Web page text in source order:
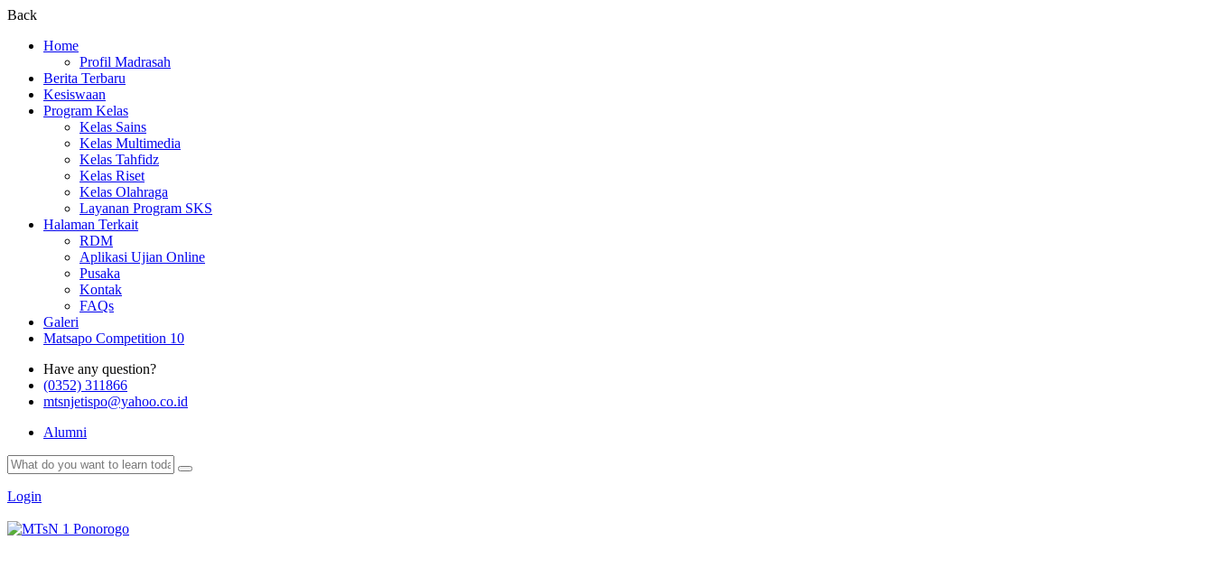
Back
Home
Profil Madrasah
Berita Terbaru
Kesiswaan
Program Kelas
Kelas Sains
Kelas Multimedia
Kelas Tahfidz
Kelas Riset
Kelas Olahraga
Layanan Program SKS
Halaman Terkait
RDM
Aplikasi Ujian Online
Pusaka
Kontak
FAQs
Galeri
Matsapo Competition 10
Have any question?
(0352) 311866
mtsnjetispo@yahoo.co.id
Alumni
Login